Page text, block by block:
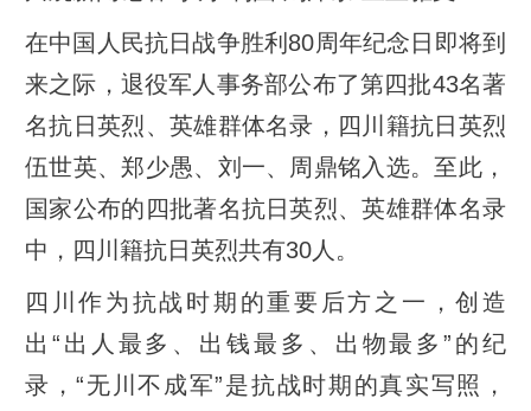
在中国人民抗日战争胜利80周年纪念日即将到
来之际，退役军人事务部公布了第四批43名著
名抗日英烈、英雄群体名录，四川籍抗日英烈
伍世英、郑少愚、刘一、周鼎铭入选。至此，
国家公布的四批著名抗日英烈、英雄群体名录
中，四川籍抗日英烈共有30人。
四川作为抗战时期的重要后方之一，创造
出“出人最多、出钱最多、出物最多”的纪
录，“无川不成军”是抗战时期的真实写照，